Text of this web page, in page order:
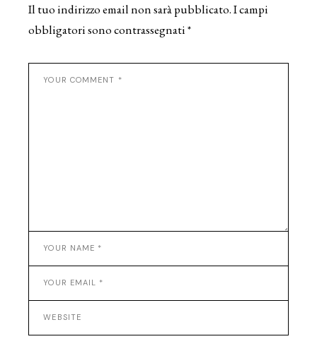
Il tuo indirizzo email non sarà pubblicato.I campi
obbligatori sono contrassegnati*